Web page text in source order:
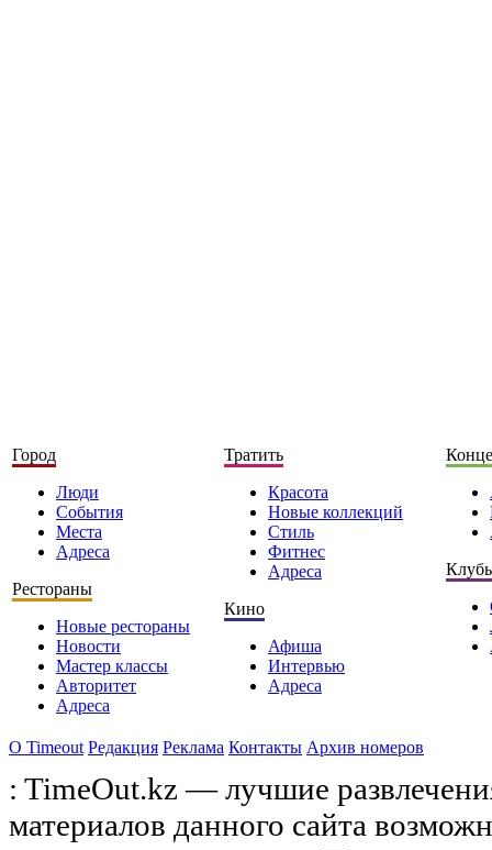
Город
Люди
События
Места
Адреса
Рестораны
Новые рестораны
Новости
Мастер классы
Авторитет
Адреса
Тратить
Красота
Новые коллекций
Стиль
Фитнес
Адреса
Кино
Афиша
Интервью
Адреса
О Timeоut Редакция Реклама Контакты Архив номеров
: TimeOut.kz — лучшие
материалов данного сайта